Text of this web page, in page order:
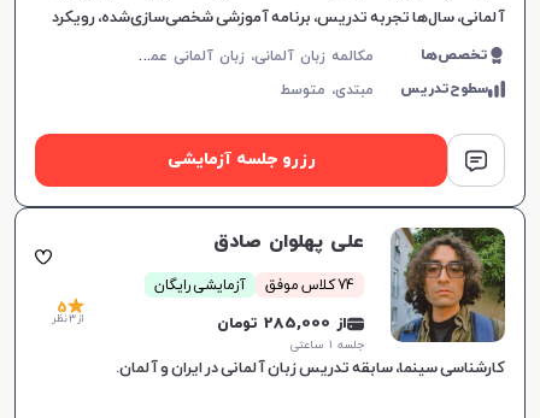
آلمانی، سال‌ها تجربه تدریس، برنامه آموزشی شخصی‌سازی‌شده، رویکرد
ساده و کاربردی در یادگیری زبان آلمانی.
تخصص‌ها م
کالمه زبان آلمانی، زبان آلمانی عمومی، ÖSD، زبان آلمانی کودکان، Goethe
سطوح‌تدریس مبتدی، متوسط
رزرو جلسه آزمایشی
علی پهلوان صادق
74 کلاس موفق آزمایشی رایگان
از 285,000 تومان
جلسه ۱ ساعتی
5
از 3 نظر
کارشناسی سینما، سابقه تدریس زبان آلمانی در ایران و آلمان.